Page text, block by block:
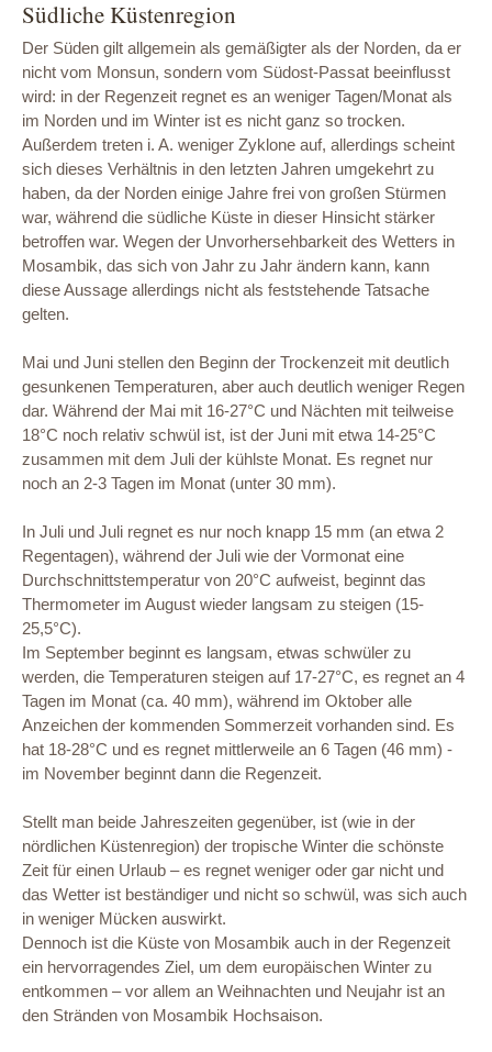
Südliche Küstenregion
Der Süden gilt allgemein als gemäßigter als der Norden, da er
nicht vom Monsun, sondern vom Südost-Passat beeinflusst
wird: in der Regenzeit regnet es an weniger Tagen/Monat als
im Norden und im Winter ist es nicht ganz so trocken.
Außerdem treten i. A. weniger Zyklone auf, allerdings scheint
sich dieses Verhältnis in den letzten Jahren umgekehrt zu
haben, da der Norden einige Jahre frei von großen Stürmen
war, während die südliche Küste in dieser Hinsicht stärker
betroffen war. Wegen der Unvorhersehbarkeit des Wetters in
Mosambik, das sich von Jahr zu Jahr ändern kann, kann
diese Aussage allerdings nicht als feststehende Tatsache
gelten.
Mai und Juni stellen den Beginn der Trockenzeit mit deutlich
gesunkenen Temperaturen, aber auch deutlich weniger Regen
dar. Während der Mai mit 16-27°C und Nächten mit teilweise
18°C noch relativ schwül ist, ist der Juni mit etwa 14-25°C
zusammen mit dem Juli der kühlste Monat. Es regnet nur
noch an 2-3 Tagen im Monat (unter 30 mm).
In Juli und Juli regnet es nur noch knapp 15 mm (an etwa 2
Regentagen), während der Juli wie der Vormonat eine
Durchschnittstemperatur von 20°C aufweist, beginnt das
Thermometer im August wieder langsam zu steigen (15-
25,5°C).
Im September beginnt es langsam, etwas schwüler zu
werden, die Temperaturen steigen auf 17-27°C, es regnet an 4
Tagen im Monat (ca. 40 mm), während im Oktober alle
Anzeichen der kommenden Sommerzeit vorhanden sind. Es
hat 18-28°C und es regnet mittlerweile an 6 Tagen (46 mm) -
im November beginnt dann die Regenzeit.
Stellt man beide Jahreszeiten gegenüber, ist (wie in der
nördlichen Küstenregion) der tropische Winter die schönste
Zeit für einen Urlaub – es regnet weniger oder gar nicht und
das Wetter ist beständiger und nicht so schwül, was sich auch
in weniger Mücken auswirkt.
Dennoch ist die Küste von Mosambik auch in der Regenzeit
ein hervorragendes Ziel, um dem europäischen Winter zu
entkommen – vor allem an Weihnachten und Neujahr ist an
den Stränden von Mosambik Hochsaison.